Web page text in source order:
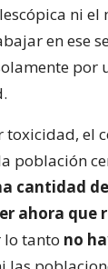
ni el
en ese
por
toxicidad, el
población
cantidad
ahora que
lo tanto no